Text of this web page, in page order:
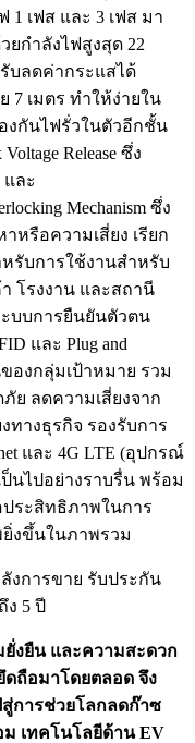
1 เฟส และ 3 เฟส มา
ยกำลังไฟสูงสุด 22
บลดค่ากระแสได้
7 เมตร ทำให้ง่ายใน
งกันไฟรั่วในตัวอีกชั้น
Release ซึ่ง
ละ
Mechanism ซึ่ง
หรือความเสี่ยง เรียก
รับการใช้งานสำหรับ
โรงงาน และสถานี
บบการยืนยันตัวตน
และ Plug and
องกลุ่มเป้าหมาย รวม
ย ลดความเสี่ยงจาก
ทางธุรกิจ รองรับการ
และ 4G LTE (อุปกรณ์
ป็นไปอย่างราบรื่น พร้อม
ประสิทธิภาพในการ
งขึ้นในภาพรวม
ลังการขาย รับประกัน
5 ปี
งยืน และความสะดวก
ดถือมาโดยตลอด จึง
การช่วยโลกลดก๊าซ
ม เทคโนโลยีด้านEV